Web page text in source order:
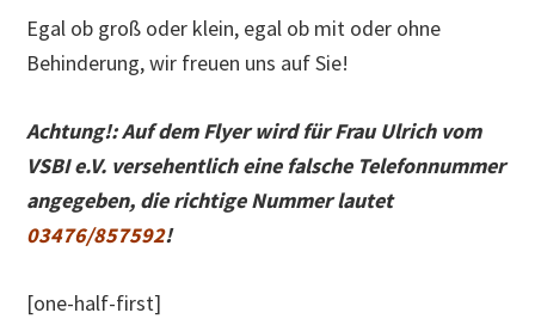
Egal ob groß oder klein, egal ob mit oder ohne
Behinderung, wir freuen uns auf Sie!
Achtung!: Auf dem Flyer wird für Frau Ulrich vom
VSBI e.V. versehentlich eine falsche Telefonnummer
angegeben, die richtige Nummer lautet
03476/857592!
[one-half-first]